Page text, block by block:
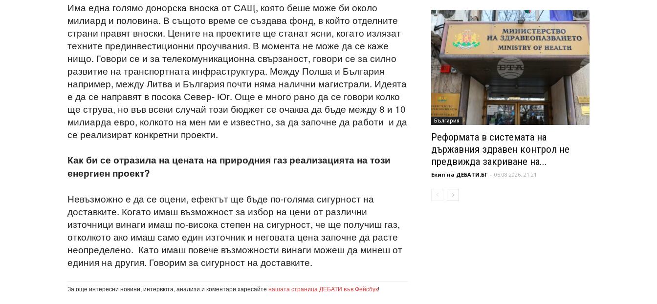
Има една голямо донорска вноска от САЩ, която беше може би около
милиард и половина. В същото време се създава фонд, в който отделните
страни правят вноски. Цените на проектите ще станат ясни, когато излязат
техните прединвестиционни проучвания. В момента не може да се каже
нищо. Говори се и за телекомуникационна свързаност, говори се за силно
развитие на транспортната инфраструктура. Между Полша и България
например, между Литва и България почти няма налични магистрали. Идеята
е да се направят в посока Север- Юг. Още е много рано да се говори колко
ще струва, но във всеки случай този бюджет се очаква да бъде между 8 и 10
милиарда евро, колкото на мен ми е известно, за да започне да работи и да
се реализират конкретни проекти.
Как би се отразила на цената на природния газ реализацията на този
енергиен проект?
Невъзможно е да се оцени, ефектът ще бъде по-голяма сигурност на
доставките. Когато имаш възможност за избор на цени от различни
източници винаги имаш по-висока степен на сигурност, че ще получиш газ,
отколкото ако имаш само един източник и неговата цена започне да расте
неопределено. Като имаш повече възможности винаги можеш да минеш от
единия на другия. Говорим за сигурност на доставките.
За още интересни новини, интервюта, анализи и коментари харесайте нашата страница ДЕБАТИ във Фейсбук!
България
Реформата в системата на
държавния здравен контрол не
предвижда закриване на...
Екип на ДЕБАТИ.БГ - 05.08.2026, 21:21